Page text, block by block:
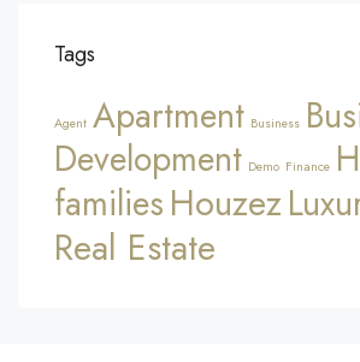
Tags
Agent Apartment Business
Development Demo Finance
familiesHouzez
Real Estate